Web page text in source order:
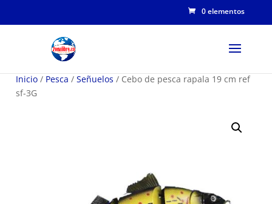
0 elementos
Inicio / Pesca / Señuelos / Cebo de pesca rapala 19 cm ref
sf-3G